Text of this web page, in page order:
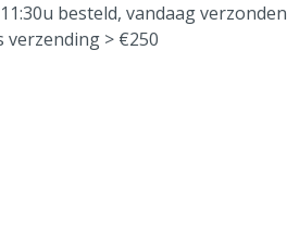
besteld, vandaag verzonden
verzending > €250